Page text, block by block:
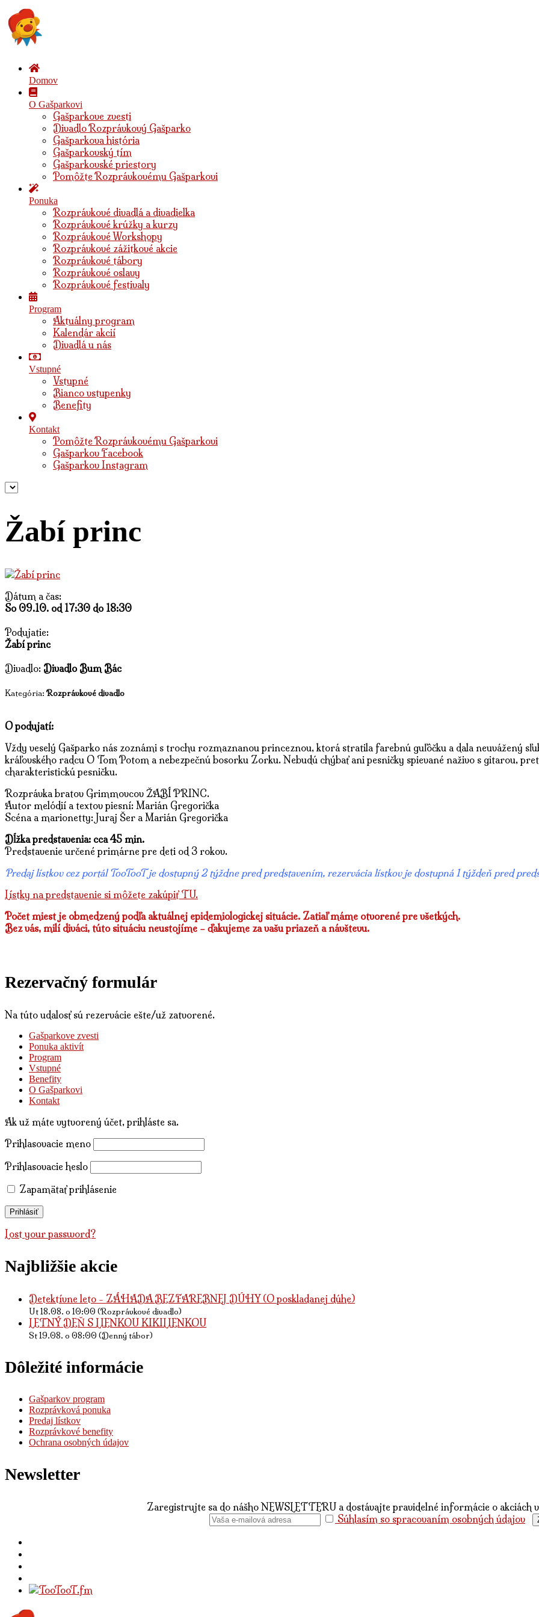
Domov
O Gašparkovi
Gašparkove zvesti
Divadlo Rozprávkový Gašparko
Gašparkova história
Gašparkovský tím
Gašparkovské priestory
Pomôžte Rozprávkovému Gašparkovi
Ponuka
Rozprávkové divadlá a divadielka
Rozprávkové krúžky a kurzy
Rozprávkové Workshopy
Rozprávkové zážitkové akcie
Rozprávkové tábory
Rozprávkové oslavy
Rozprávkové festivaly
Program
Aktuálny program
Kalendár akcií
Divadlá u nás
Vstupné
Vstupné
Bianco vstupenky
Benefity
Kontakt
Pomôžte Rozprávkovému Gašparkovi
Gašparkov Facebook
Gašparkov Instagram
Žabí princ
Dátum a čas:
So 09.10. od 17:30 do 18:30
Podujatie:
Žabí princ
Divadlo: Divadlo Bum Bác
Kategória:Rozprávkové divadlo
O podujatí:
Vždy veselý Gašparko nás zoznámi s trochu rozmaznanou princeznou, ktorá stratila farebnú guľôčku a dala neuvážený
kráľovského radcu O Tom Potom a nebezpečnú bosorku Zorku. Nebudú chýbať ani pesničky spievané naživo s gitarou,
charakteristickú pesničku.
Rozprávka bratov Grimmovcov ŽABÍ PRINC.
Autor melódií a textov piesní: Marián Gregorička
Scéna a marionetty: Juraj Šer a Marián Gregorička
Dĺžka predstavenia: cca 45 min.
Predstavenie určené primárne pre deti od 3 rokov.
Predaj lístkov cez portál TooTooT je dostupný 2 týždne pred predstavením, rezervácia lístkov je dostupná 1 týždeň pred
Lístky na predstavenie si môžete zakúpiť TU.
Počet miest je obmedzený podľa aktuálnej epidemiologickej situácie. Zatiaľ máme otvorené pre všetkých.
Bez vás, milí diváci, túto situáciu neustojíme – ďakujeme za vašu priazeň a návštevu.
Rezervačný formulár
Na túto udalosť sú rezervácie ešte/už zatvorené.
Gašparkove zvesti
Ponuka aktivít
Program
Vstupné
Benefity
O Gašparkovi
Kontakt
Ak už máte vytvorený účet, prihláste sa.
Prihlasovacie meno
Prihlasovacie heslo
Zapamätať prihlásenie
Lost your password?
Najbližšie akcie
Detektívne leto - ZÁHADA BEZFAREBNEJ DÚHY (O poskladanej dúhe)
Ut 18.08. o 10:00 (Rozprávkové divadlo)
LETNÝ DEŇ S LIENKOU KIKILIENKOU
St 19.08. o 08:00 (Denný tábor)
Dôležité informácie
Gašparkov program
Rozprávková ponuka
Predaj lístkov
Rozprávkové benefity
Ochrana osobných údajov
Newsletter
Zaregistrujte sa do nášho NEWSLETTERU a dostávajte pravidelné informácie o akciách
Súhlasím so spracovaním osobných údajov